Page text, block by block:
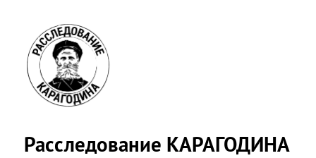
content
Расследование КАРАГОДИНА